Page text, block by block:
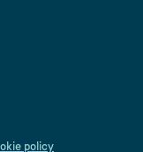
policy